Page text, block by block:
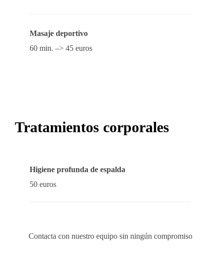
Masaje deportivo
60 min. –> 45 euros
Tratamientos corporales
Higiene profunda de espalda
50 euros
Contacta con nuestro equipo sin ningún compromiso